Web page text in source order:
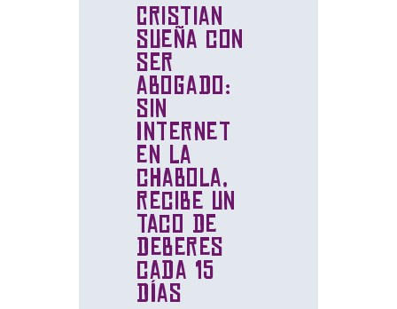
Cristian
sueña con
ser
abogado:
sin
Internet
en la
chabola,
recibe un
taco de
deberes
cada 15
días